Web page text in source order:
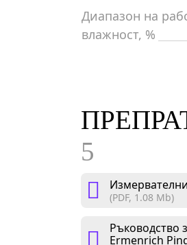
Диапазон на
влажност, %
5
(PDF, 1.08 Mb)
Ръководство
Ermenrich